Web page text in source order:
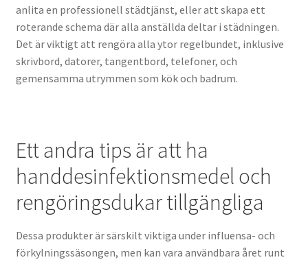
anlita en professionell städtjänst, eller att skapa ett
roterande schema där alla anställda deltar i städningen.
Det är viktigt att rengöra alla ytor regelbundet, inklusive
skrivbord, datorer, tangentbord, telefoner, och
gemensamma utrymmen som kök och badrum.
Ett andra tips är att ha
handdesinfektionsmedel och
rengöringsdukar tillgängliga
Dessa produkter är särskilt viktiga under influensa- och
förkylningssäsongen, men kan vara användbara året runt